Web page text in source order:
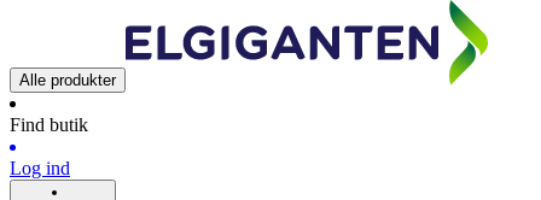
Alle produkter
Find butik
Log ind